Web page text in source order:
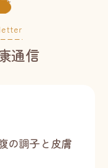
通信
の調子と皮膚